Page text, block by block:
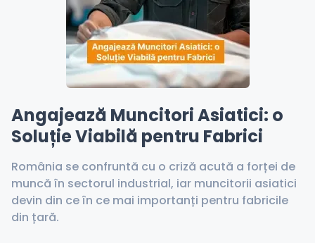
Angajează Muncitori Asiatici: o
Soluție Viabilă pentru Fabrici
România se confruntă cu o criză acută a forței de
muncă în sectorul industrial, iar muncitorii asiatici
devin din ce în ce mai importanți pentru fabricile
din țară.